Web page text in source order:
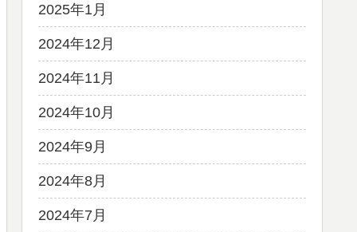
2025年1月
2024年12月
2024年11月
2024年10月
2024年9月
2024年8月
2024年7月